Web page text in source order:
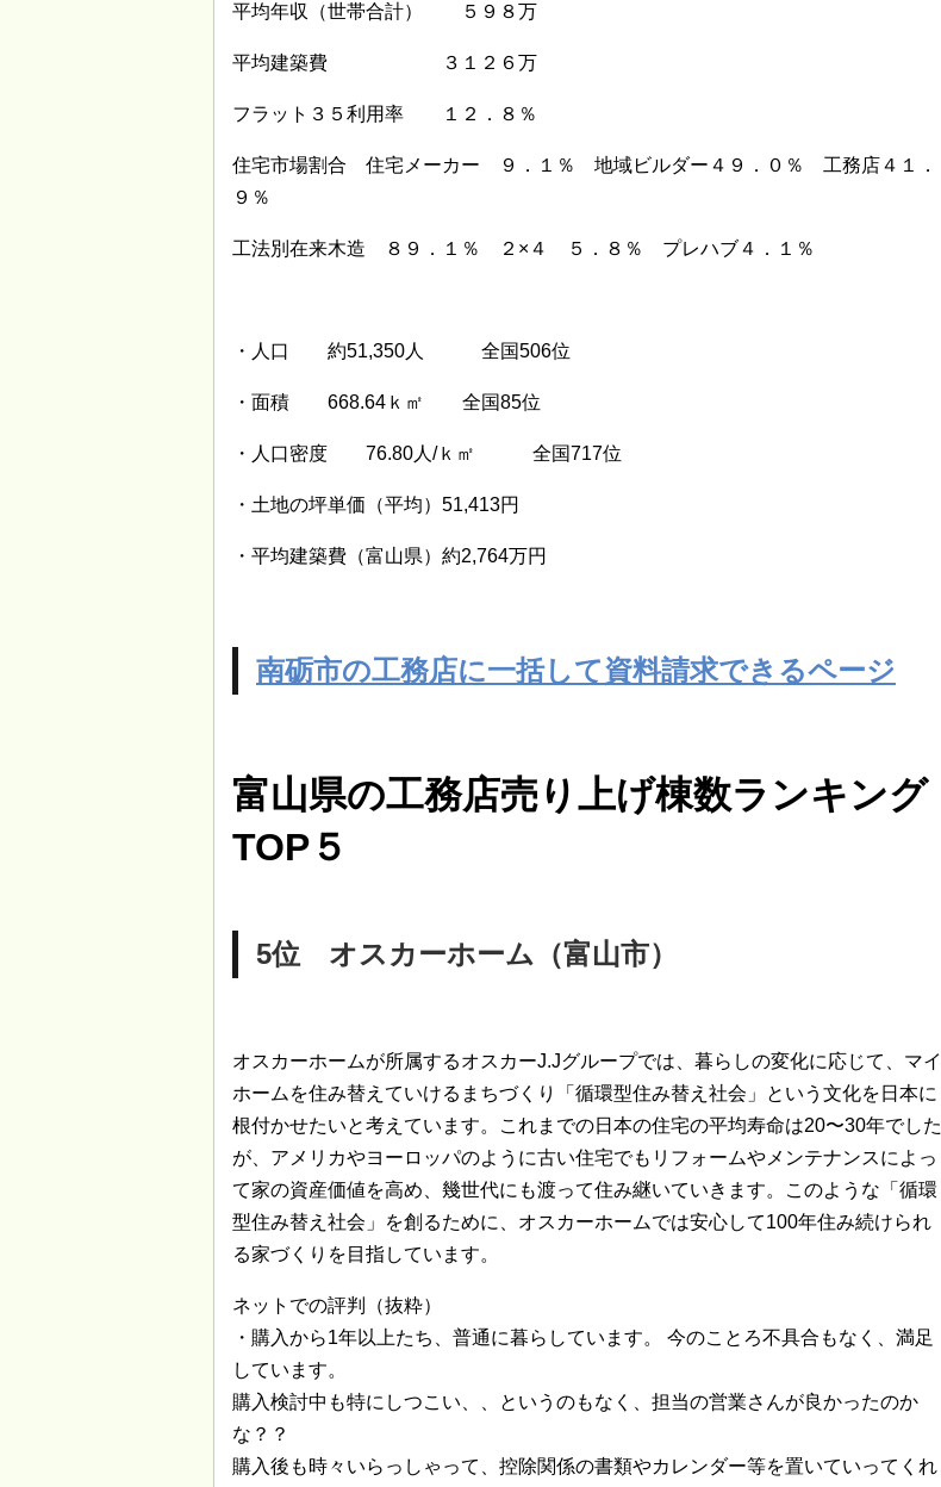
平均年収（世帯合計） ５９８万
平均建築費 ３１２６万
フラット３５利用率 １２．８％
住宅市場割合 住宅メーカー ９．１％ 地域ビルダー４９．０％ 工務店４１．
９％
工法別在来木造 ８９．１％ ２×４ ５．８％ プレハブ４．１％
・人口 約51,350人 全国506位
・面積 668.64ｋ㎡ 全国85位
・人口密度 76.80人/ｋ㎡ 全国717位
・土地の坪単価（平均）51,413円
・平均建築費（富山県）約2,764万円
南砺市の工務店に一括して資料請求できるページ
富山県の工務店売り上げ棟数ランキング
TOP５
5位 オスカーホーム（富山市）
オスカーホームが所属するオスカーJ.Jグループでは、暮らしの変化に応じて、マイ
ホームを住み替えていけるまちづくり「循環型住み替え社会」という文化を日本に
根付かせたいと考えています。これまでの日本の住宅の平均寿命は20〜30年でした
が、アメリカやヨーロッパのように古い住宅でもリフォームやメンテナンスによっ
て家の資産価値を高め、幾世代にも渡って住み継いていきます。このような「循環
型住み替え社会」を創るために、オスカーホームでは安心して100年住み続けられ
る家づくりを目指しています。
ネットでの評判（抜粋）
・購入から1年以上たち、普通に暮らしています。 今のことろ不具合もなく、満足
しています。
購入検討中も特にしつこい、、というのもなく、担当の営業さんが良かったのか
な？？
購入後も時々いらっしゃって、控除関係の書類やカレンダー等を置いていってくれ